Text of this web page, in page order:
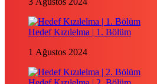
Hedef Kızılelma | 1. Bölüm
1 Ağustos 2024